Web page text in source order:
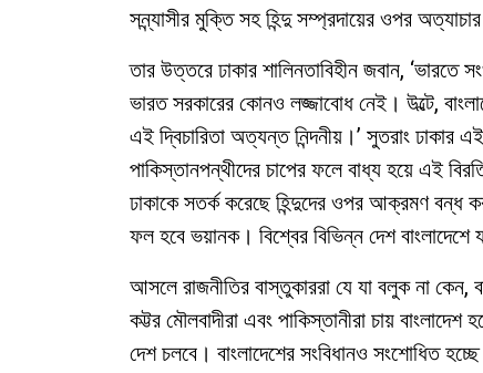
সন্ন্যাসীর মুক্তি সহ হিন্দু সম্প্রদায়ের ওপর
তার উত্তরে ঢাকার শালিনতাবিহীন জবান,
ভারত সরকারের কোনও লজ্জাবোধ নেই। উল্টে,
এই দ্বিচারিতা অত্যন্ত নিন্দনীয়।’ সুতরাং ঢাকার
পাকিস্তানপন্থীদের চাপের ফলে বাধ্য হয়ে এই
ঢাকাকে সতর্ক করেছে হিন্দুদের ওপর আক্রমণ বন্ধ
ফল হবে ভয়ানক। বিশ্বের বিভিন্ন দেশ
আসলে রাজনীতির বাস্তুকাররা যে যা বলুক না কেন,
কট্টর মৌলবাদীরা এবং পাকিস্তানীরা চায়
দেশ চলবে। বাংলাদেশের সংবিধানও সংশোধিত